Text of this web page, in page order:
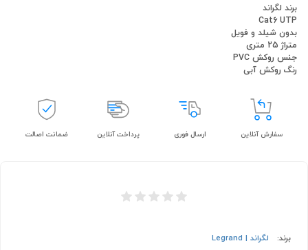
برند لگراند
Cat6 UTP
بدون شیلد و فویل
متراژ 25 متری
جنس روکش PVC
رنگ روکش آبی
سفارش آنلاین ارسال فوری پرداخت آنلاین ضمانت اصالت
برند:
لگراند | Legrand